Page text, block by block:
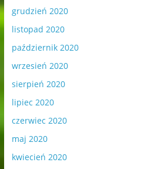
grudzień 2020
listopad 2020
październik 2020
wrzesień 2020
sierpień 2020
lipiec 2020
czerwiec 2020
maj 2020
kwiecień 2020